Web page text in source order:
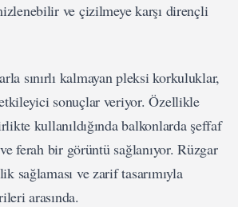
ve çizilmeye karşı dirençli
sınırlı kalmayan pleksi korkuluklar,
sonuçlar veriyor. Özellikle
kullanıldığında balkonlarda şeffaf
ve ferah bir görüntü sağlanıyor. Rüzgar
sağlaması ve zarif tasarımıyla
arasında.